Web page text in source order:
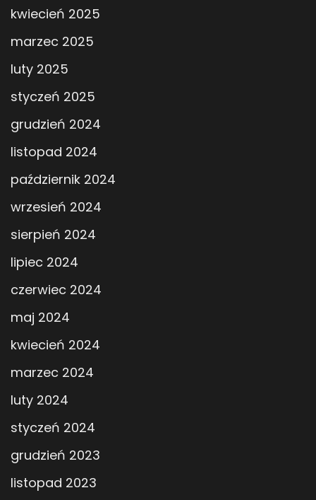
kwiecień 2025
marzec 2025
luty 2025
styczeń 2025
grudzień 2024
listopad 2024
październik 2024
wrzesień 2024
sierpień 2024
lipiec 2024
czerwiec 2024
maj 2024
kwiecień 2024
marzec 2024
luty 2024
styczeń 2024
grudzień 2023
listopad 2023